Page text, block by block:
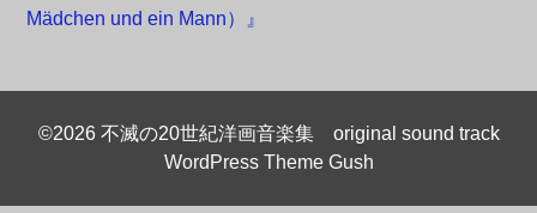
Mädchen und ein Mann）』
©2026 不滅の20世紀洋画音楽集 original sound track
WordPress Theme Gush